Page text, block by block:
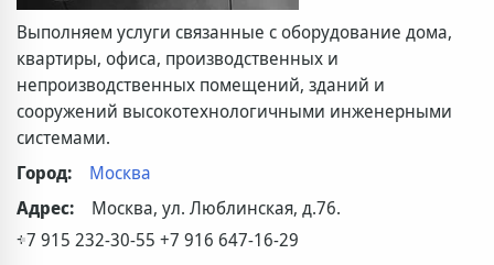
Выполняем услуги связанные с оборудование дома,
квартиры, офиса, производственных и
непроизводственных помещений, зданий и
сооружений высокотехнологичными инженерными
системами.
Город:
Москва
Адрес:
Москва, ул. Люблинская, д.76.
+7 915 232-30-55 +7 916 647-16-29